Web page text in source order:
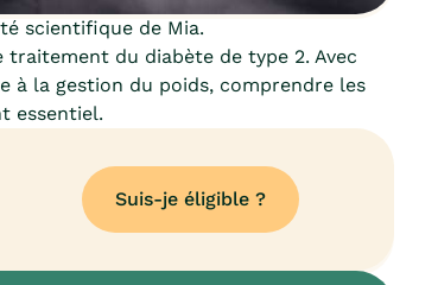
scientifique de Mia.
du diabète de type 2. Avec
à la gestion du poids, comprendre les
essentiel.
Suis-je éligible ?